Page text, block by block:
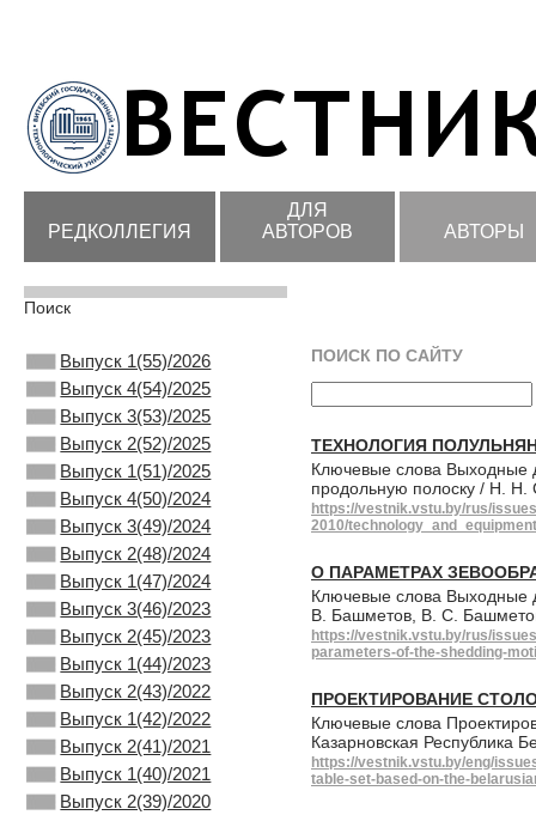
РЕДКОЛЛЕГИЯ
ДЛЯ
АВТОРОВ
АВТОРЫ
Поиск
Выпуск 1(55)/2026
Выпуск 4(54)/2025
Выпуск 3(53)/2025
Выпуск 2(52)/2025
Выпуск 1(51)/2025
Выпуск 4(50)/2024
Выпуск 3(49)/2024
Выпуск 2(48)/2024
Выпуск 1(47)/2024
Выпуск 3(46)/2023
Выпуск 2(45)/2023
Выпуск 1(44)/2023
Выпуск 2(43)/2022
Выпуск 1(42)/2022
Выпуск 2(41)/2021
Выпуск 1(40)/2021
Выпуск 2(39)/2020
ПОИСК ПО САЙТУ
ТЕХНОЛОГИЯ
Ключевые слова Выходные
продольную полоску / Н. Н.
https://vestnik.vstu.by/rus/
2010/
О ПАРАМЕТРАХ
Ключевые слова Выходные
В. Башметов, В. С.
https://vestnik.vstu.by/rus/
parameters-of-the-shedding-
ПРОЕКТИРОВАНИЕ
Ключевые слова
Казарновская Республика
https://vestnik.vstu.by/eng/
table-set-based-on-the-